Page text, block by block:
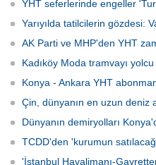
YHT seferlerinde engeller
Yarıyılda tatilcilerin gözdesi:
AK Parti ve MHP'den YHT
Kadıköy Moda tramvayı yolcu
Konya - Ankara YHT
Çin, dünyanın en uzun deniz
Dünyanın demiryolları
TCDD'den 'kurumun
'İstanbul Havalimanı-